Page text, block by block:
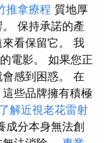
推拿療程 質地厚
保持承諾的產
看保留它。 我
電影。 如果您正
感到困惑。 在
些品牌擁有積極
了解近視老花雷射
成分本身無法創